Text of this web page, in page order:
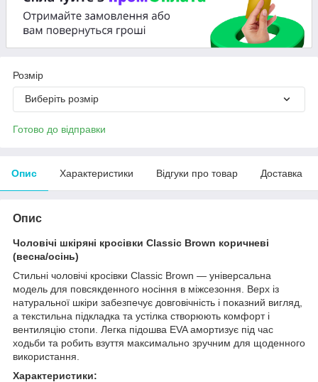
Розмір
Виберіть розмір
Готово до відправки
Опис Характеристики Відгуки про товар Доставка
Опис
Чоловічі шкіряні кросівки Classic Brown коричневі
(весна/осінь)
Стильні чоловічі кросівки Classic Brown — універсальна
модель для повсякденного носіння в міжсезоння. Верх із
натуральної шкіри забезпечує довговічність і показний вигляд,
а текстильна підкладка та устілка створюють комфорт і
вентиляцію стопи. Легка підошва EVA амортизує під час
ходьби та робить взуття максимально зручним для щоденного
використання.
Характеристики: